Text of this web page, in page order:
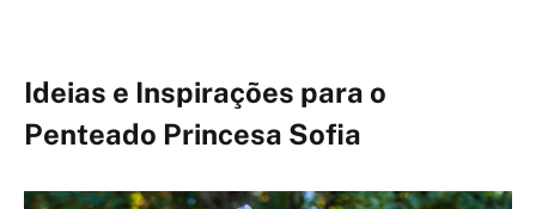
Ideias e Inspirações para o
Penteado Princesa Sofia